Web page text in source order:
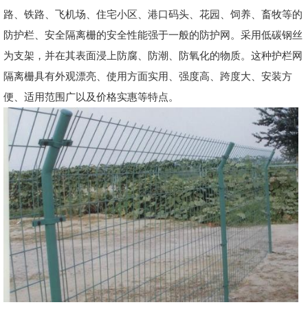
路、铁路、飞机场、住宅小区、港口码头、花园、饲养、畜牧等的
防护栏、安全隔离栅的安全性能强于一般的防护网。采用低碳钢丝
为支架，并在其表面浸上防腐、防潮、防氧化的物质。这种护栏网
隔离栅具有外观漂亮、使用方面实用、强度高、跨度大、安装方
便、适用范围广以及价格实惠等特点。